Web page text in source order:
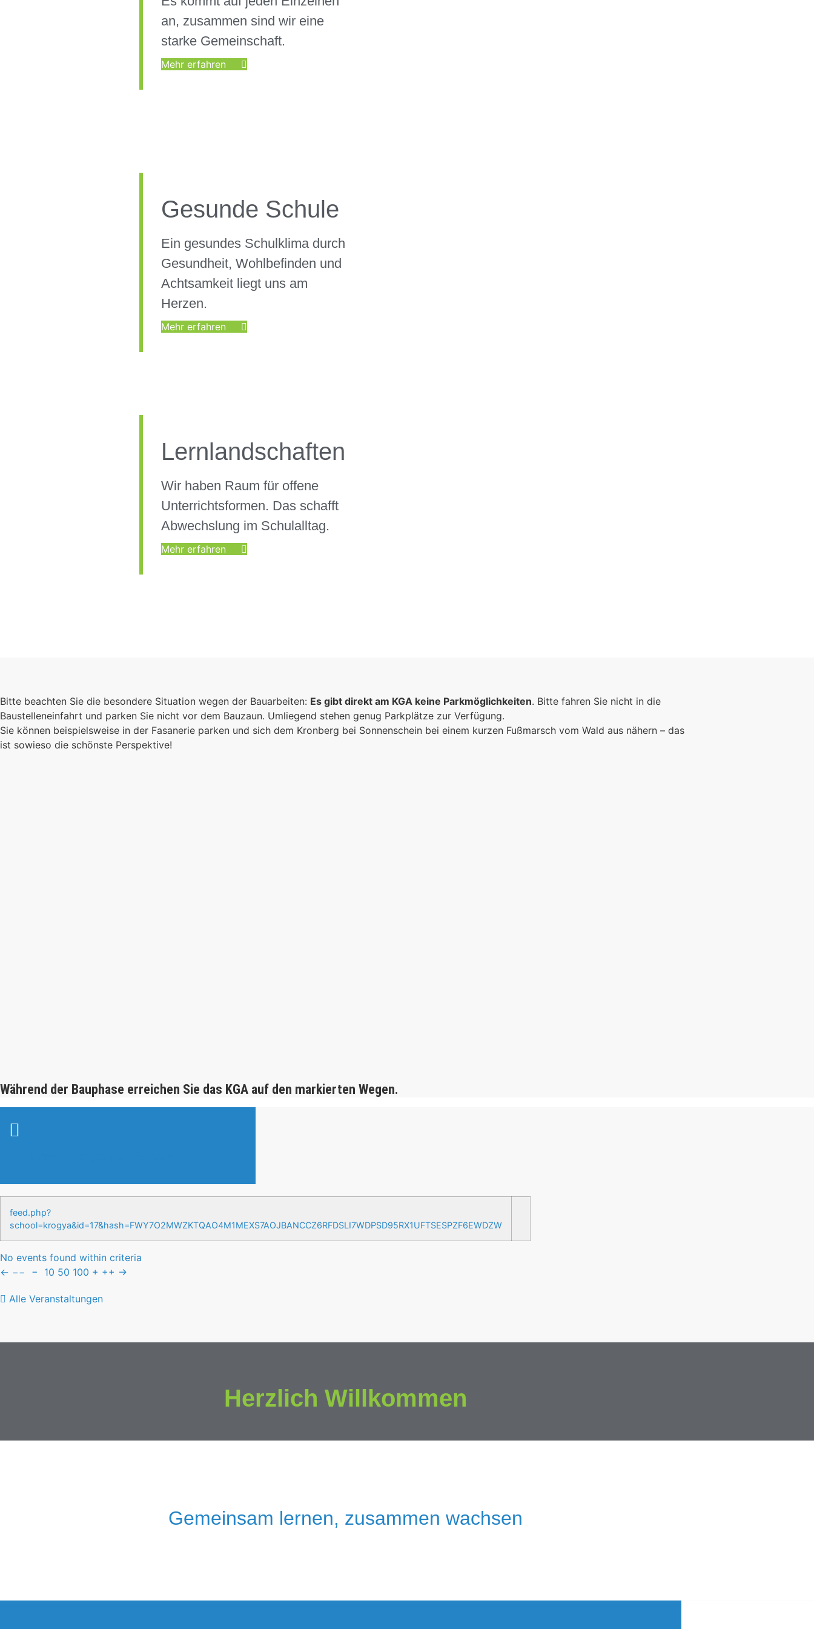
an, zusammen sind wir eine
starke Gemeinschaft.
Mehr erfahren
Gesunde Schule
Ein gesundes Schulklima durch
Gesundheit, Wohlbefinden und
Achtsamkeit liegt uns am
Herzen.
Mehr erfahren
Lernlandschaften
Wir haben Raum für offene
Unterrichtsformen. Das schafft
Abwechslung im Schulalltag.
Mehr erfahren
Bitte beachten Sie die besondere Situation wegen der Bauarbeiten: Es gibt direkt am KGA keine Parkmöglichkeiten. Bitte fahren Sie nicht in die
Baustelleneinfahrt und parken Sie nicht vor dem Bauzaun. Umliegend stehen genug Parkplätze zur Verfügung.
Sie können beispielsweise in der Fasanerie parken und sich dem Kronberg bei Sonnenschein bei einem kurzen Fußmarsch vom Wald aus nähern – das
ist sowieso die schönste Perspektive!
Während der Bauphase erreichen Sie das KGA auf den markierten Wegen.
feed.php?
school=krogya&id=17&hash=FWY7O2MWZKTQAO4M1MEXS7AOJBANCCZ6RFDSLI7WDPSD95RX1UFTSESPZF6EWDZW
No events found within criteria
← −− − 10 50 100 + ++ →
Alle Veranstaltungen
Herzlich Willkommen
Gemeinsam lernen, zusammen wachsen